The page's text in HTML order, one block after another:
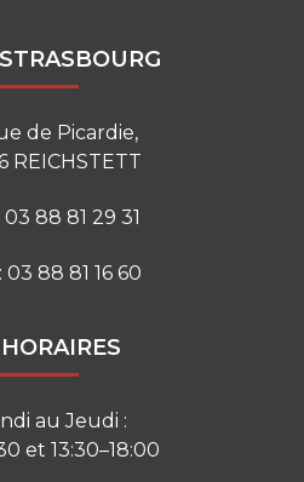
de Picardie,
REICHSTETT
03 88 81 29 31
03 88 81 16 60
au Jeudi :
et 13:30–18:00